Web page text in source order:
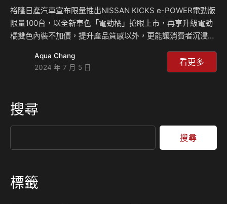
裕隆日產汽車宣布限量推出NISSAN KICKS e-POWER電勁版
限量100台，以全新車色「電勁橘」搶眼上市，再享升級電勁
橘雙色內裝不加價，提升產品質感以外，更能讓消費者沉浸在
POWER電勁版此次除了外觀色新增電勁橘以外，也同步於黑
頂山嵐白及黑頂朝陽紅搭配電勁橘雙色內裝，供消費者選擇。
動，帶來零里程焦慮的電動車駕馭體驗，以28.5 kgm超強勁
扭力、22.0km/L超節能油耗表現，更有優異的車室靜肅性，
Aqua Chang
2024 年 7 月 5 日
看更多
搜尋
搜尋
標籤